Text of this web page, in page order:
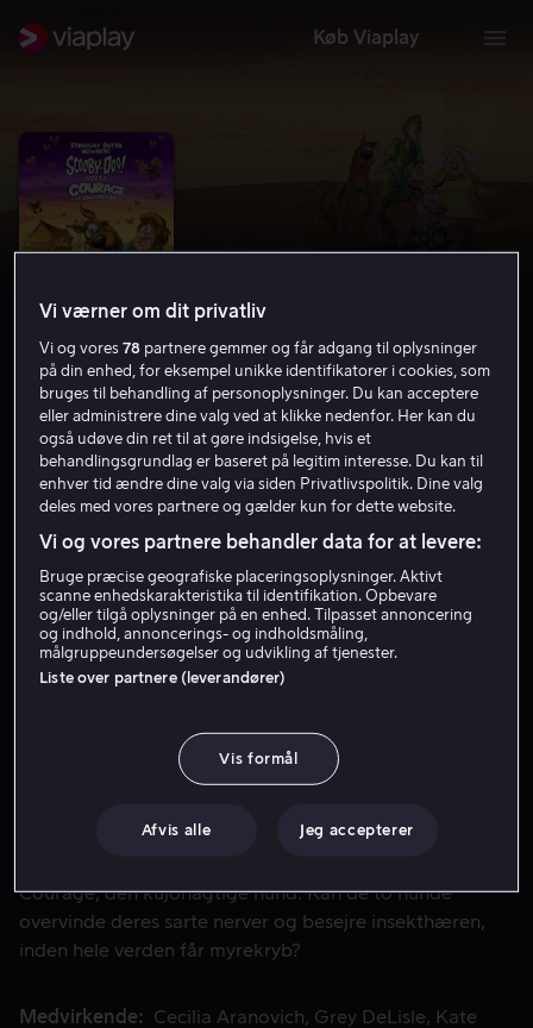
Køb Viaplay
Straight Outta Nowhere: Scooby-
Doo Meets Courage the Cowardly
Dog
6.3 Komedie Familiefilm 2021
1 t. 15 min
7 år
HD
Lej 49 kr
Se trailer
Courage, den kujonagtige hund. Kan de to hunde
overvinde deres sarte nerver og besejre insekthæren,
inden hele verden får myrekryb?
Medvirkende Cecilia Aranovich Grey DeLisle
Kate
Vi værner om dit privatliv
Vi og vores78 partnere gemmer og får adgang til oplysninger
på din enhed, for eksempel unikke identifikatorer i cookies, som
bruges til behandling af personoplysninger. Du kan acceptere
eller administrere dine valg ved at klikke nedenfor. Her kan du
også udøve din ret til at gøre indsigelse, hvis et
behandlingsgrundlag er baseret på legitim interesse. Du kan til
enhver tid ændre dine valg via siden Privatlivspolitik. Dine valg
deles med vores partnere og gælder kun for dette website.
Vi og vores partnere behandler data for at levere:
Bruge præcise geografiske placeringsoplysninger. Aktivt
scanne enhedskarakteristika til identifikation. Opbevare
og/eller tilgå oplysninger på en enhed. Tilpasset annoncering
og indhold, annoncerings- og indholdsmåling,
målgruppeundersøgelser og udvikling af tjenester.
Liste over partnere (leverandører)
Vis formål
Afvis alle Jeg accepterer